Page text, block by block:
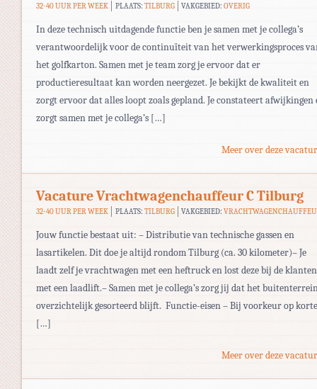
32-40 UUR PER WEEK PLAATS: TILBURG VAKGEBIED:OVERIG
In deze technisch uitdagende functie ben je samen met je collega’s
verantwoordelijk voor de continuïteit van het verwerkingsproces
het golfkarton. Samen met je team zorg je ervoor dat er
productieresultaat kan worden neergezet. Je bekijkt de kwaliteit en
zorgt ervoor dat alles loopt zoals gepland. Je constateert afwijkingen
zorgt samen met je collega’s […]
Meer over deze
Vacature Vrachtwagenchauffeur C Tilburg
32-40 UUR PER WEEK PLAATS: TILBURG VAKGEBIED:
Jouw functie bestaat uit: – Distributie van technische gassen en
lasartikelen. Dit doe je altijd rondom Tilburg (ca. 30 kilometer)– Je
laadt zelf je vrachtwagen met een heftruck en lost deze bij de klanten
met een laadlift.– Samen met je collega’s zorg jij dat het
overzichtelijk gesorteerd blijft. Functie-eisen – Bij voorkeur op korte
[…]
Meer over deze